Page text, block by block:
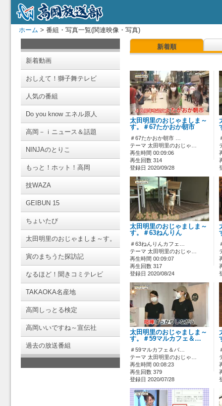
ホーム > 番組・写真一覧(関連映像・写真)
新着動画
おしえて！獅子舞テレビ
人気の番組
Do you know エネル原人
高岡－ｉニュース＆話題
NINJAのとりこ
もっと！ホット！高岡
技WAZA
GEIBUN 15
ちょいたび
太田明里のおじゃましま～す。
寅のまちうた探訪記
なるほど！聞きコミテレビ
TAKAOKA名産地
高岡しっとる検定
高岡いいですね～宣伝社
過去の放送番組
新着順
太田明里のおじゃましま～
す。＃67たかおか朝市
＃67たかおか朝市 …
テーマ 太田明里のおじゃ…
再生時間 00:09:06
再生回数 314
登録日 2020/09/28
太田明里のおじゃましま～
す。＃63ねんりん
＃63ねんりんカフェ…
テーマ 太田明里のおじゃ…
再生時間 00:09:07
再生回数 317
登録日 2020/08/24
太田明里のおじゃましま～
す。＃59マルカフェ＆…
＃59マルカフェ＆バ…
テーマ 太田明里のおじゃ…
再生時間 00:08:23
再生回数 379
登録日 2020/07/28